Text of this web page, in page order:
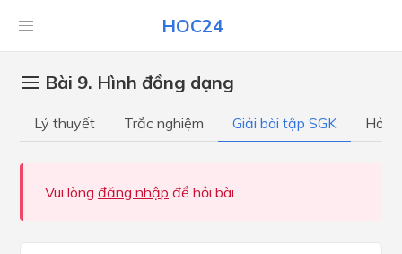
HOC24
Bài 9. Hình đồng dạng
Lý thuyết Trắc nghiệm Giải bài tập SGK Hỏi
Vui lòng đăng nhập để hỏi bài